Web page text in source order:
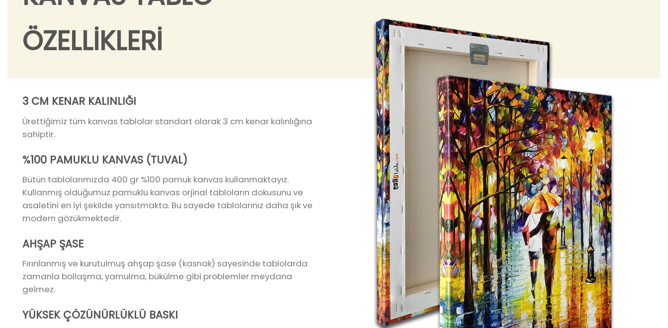
ÖZELLİKLERİ
3 CM KENAR KALINLIĞI
Ürettiğimiz tüm kanvas tablolar standart olarak 3 cm kenar kalınlığına
sahiptir.
%100 PAMUKLU KANVAS (TUVAL)
Bütün tablolarımızda 400 gr %100 pamuk kanvas kullanmaktayız.
Kullanmış olduğumuz pamuklu kanvas orjinal tabloların dokusunu ve
asaletini en iyi şekilde yansıtmakta. Bu sayede tablolarınız daha şık ve
modern gözükmektedir.
AHŞAP ŞASE
Fırınlanmış ve kurutulmuş ahşap şase (kasnak) sayesinde tablolarda
zamanla bollaşma, yamulma, bükülme gibi problemler meydana
gelmez.
YÜKSEK ÇÖZÜNÜRLÜKLÜ BASKI